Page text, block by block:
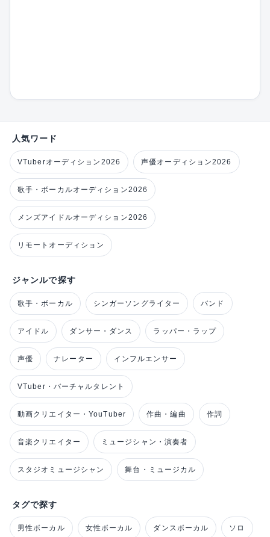
人気ワード
VTuberオーディション2026 声優オーディション2026
歌手・ボーカルオーディション2026
メンズアイドルオーディション2026
リモートオーディション
ジャンルで探す
歌手・ボーカル シンガーソングライター バンド
アイドル ダンサー・ダンス ラッパー・ラップ
声優 ナレーター インフルエンサー
VTuber・バーチャルタレント
動画クリエイター・YouTuber 作曲・編曲 作詞
音楽クリエイター ミュージシャン・演奏者
スタジオミュージシャン 舞台・ミュージカル
タグで探す
男性ボーカル 女性ボーカル ダンスボーカル ソロ